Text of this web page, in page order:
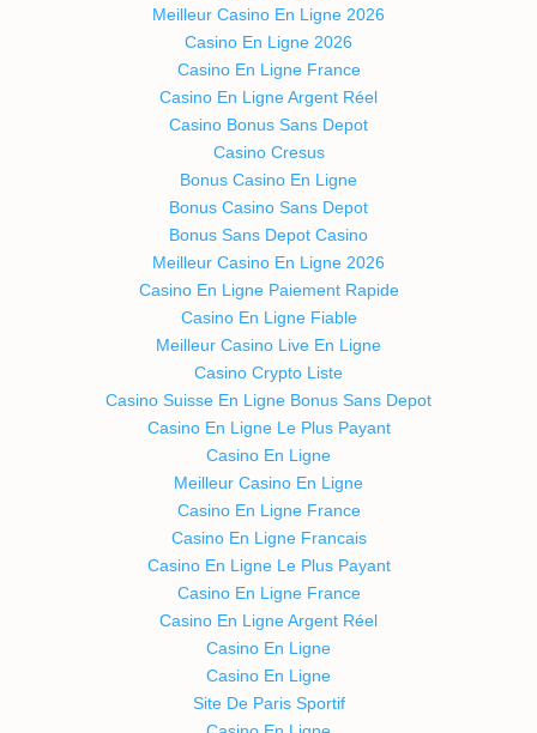
Meilleur Casino En Ligne 2026
Casino En Ligne 2026
Casino En Ligne France
Casino En Ligne Argent Réel
Casino Bonus Sans Depot
Casino Cresus
Bonus Casino En Ligne
Bonus Casino Sans Depot
Bonus Sans Depot Casino
Meilleur Casino En Ligne 2026
Casino En Ligne Paiement Rapide
Casino En Ligne Fiable
Meilleur Casino Live En Ligne
Casino Crypto Liste
Casino Suisse En Ligne Bonus Sans Depot
Casino En Ligne Le Plus Payant
Casino En Ligne
Meilleur Casino En Ligne
Casino En Ligne France
Casino En Ligne Francais
Casino En Ligne Le Plus Payant
Casino En Ligne France
Casino En Ligne Argent Réel
Casino En Ligne
Casino En Ligne
Site De Paris Sportif